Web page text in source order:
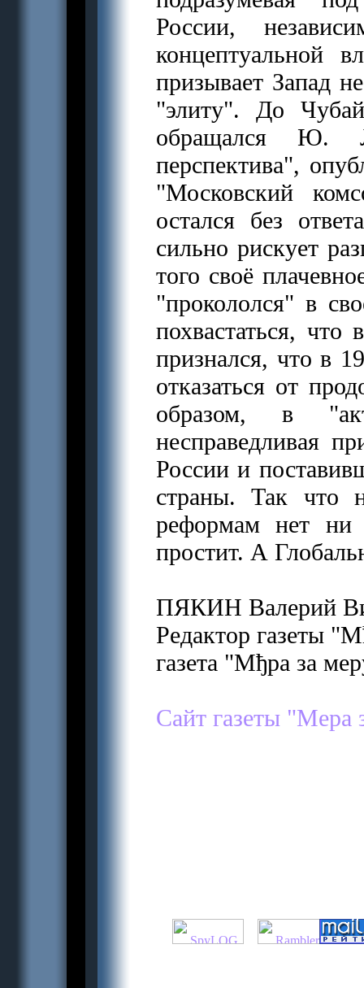
России,
концептуальной
призывает Запад
"элиту". До
обращался Ю.
перспектива",
"Московский
остался без
сильно рискует
того своё
"прокололся" в
похвастаться, что
признался, что в
отказаться от
образом, в
несправедливая
России и
страны. Так что
реформам нет
простит. А
ПЯКИН Валерий
Редактор газеты
газета "Мђра за
Сайт газеты "Мера